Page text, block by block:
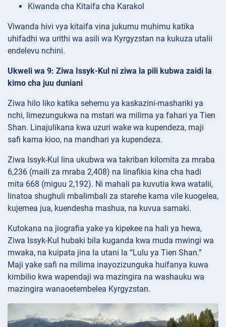
Kiwanda cha Kitaifa cha Karakol
Viwanda hivi vya kitaifa vina jukumu muhimu katika
uhifadhi wa urithi wa asili wa Kyrgyzstan na kukuza utalii
endelevu nchini.
Ukweli wa 9: Ziwa Issyk-Kul ni ziwa la pili kubwa zaidi la
kimo cha juu duniani
Ziwa hilo liko katika sehemu ya kaskazini-mashariki ya
nchi, limezungukwa na mstari wa milima ya fahari ya Tien
Shan. Linajulikana kwa uzuri wake wa kupendeza, maji
safi kama kioo, na mandhari ya kupendeza.
Ziwa Issyk-Kul lina ukubwa wa takriban kilomita za mraba
6,236 (maili za mraba 2,408) na linafikia kina cha hadi
mita 668 (miguu 2,192). Ni mahali pa kuvutia kwa watalii,
linatoa shughuli mbalimbali za starehe kama vile kuogelea,
kujemea jua, kuendesha mashua, na kuvua samaki.
Kutokana na jiografia yake ya kipekee na hali ya hewa,
Ziwa Issyk-Kul hubaki bila kuganda kwa muda mwingi wa
mwaka, na kuipata jina la utani la “Lulu ya Tien Shan.”
Maji yake safi na milima inayozizunguka huifanya kuwa
kimbilio kwa wapendaji wa mazingira na washauku wa
mazingira wanaoetembelea Kyrgyzstan.